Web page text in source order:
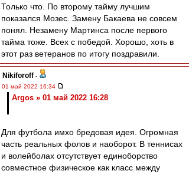
Только что. По второму тайму лучшим
показался Мозес. Замену Бакаева не совсем
понял. Незамену Мартинса после первого
тайма тоже. Всех с победой. Хорошо, хоть в
этот раз ветеранов по итогу поздравили.
Nikiforoff -
01 май 2022 16:34
Argos » 01 май 2022 16:28
Для футбола имхо бредовая идея. Огромная
часть реальных фолов и наоборот. В теннисах
и волейболах отсутствует единоборство
совместное физическое как класс между